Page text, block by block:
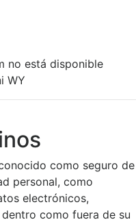
no está disponible
WY
como seguro de
personal, como
electrónicos,
como fuera de su